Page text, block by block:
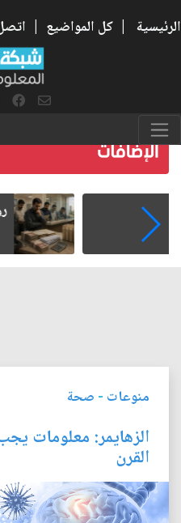
الرئيسية | كل المواضيع |
رواتب
منوعات - صحة
الزهايمر: معلومات
القرن